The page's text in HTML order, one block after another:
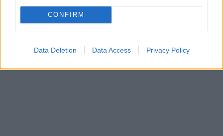
CONFIRM
Data Deletion Data Access Privacy Policy